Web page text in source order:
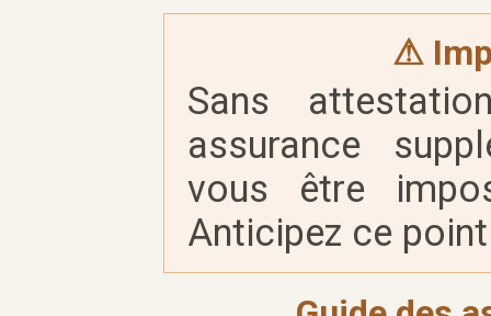
⚠
Sans
assurance
vous être
Anticipez ce